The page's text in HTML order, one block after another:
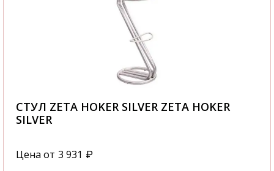
СТУЛ ZETA HOKER SILVER ZETA HOKER
SILVER
Цена от 3 931 ₽